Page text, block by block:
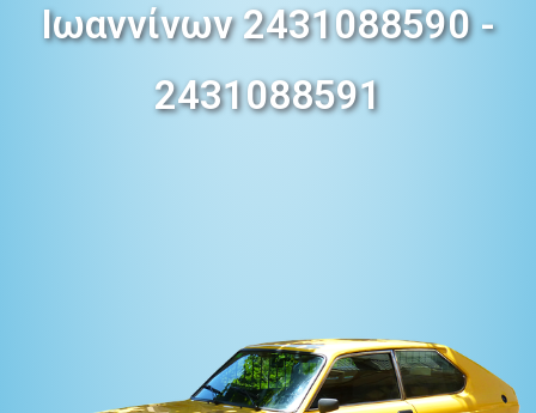
Ιωαννίνων 2431088590 -
2431088591